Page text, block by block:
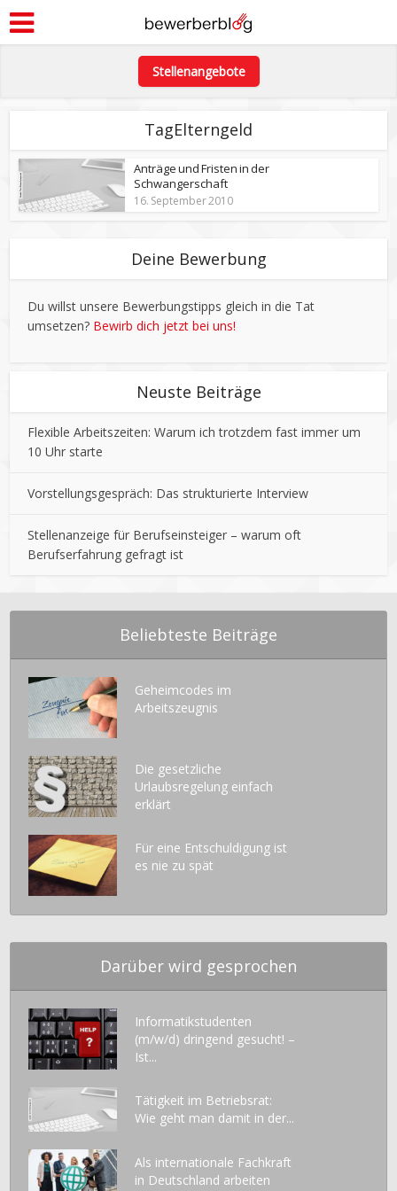
Stellenangebote
TagElterngeld
Anträge und Fristen in der
Schwangerschaft
16. September 2010
Deine Bewerbung
Du willst unsere Bewerbungstipps gleich in die Tat
umsetzen? Bewirb dich jetzt bei uns!
Neuste Beiträge
Flexible Arbeitszeiten: Warum ich trotzdem fast immer um
10 Uhr starte
Vorstellungsgespräch: Das strukturierte Interview
Stellenanzeige für Berufseinsteiger – warum oft
Berufserfahrung gefragt ist
Beliebteste Beiträge
Geheimcodes im
Arbeitszeugnis
Die gesetzliche
Urlaubsregelung einfach
erklärt
Für eine Entschuldigung ist
es nie zu spät
Darüber wird gesprochen
Informatikstudenten
(m/w/d) dringend gesucht! –
Ist...
Tätigkeit im Betriebsrat:
Wie geht man damit in der...
Als internationale Fachkraft
in Deutschland arbeiten